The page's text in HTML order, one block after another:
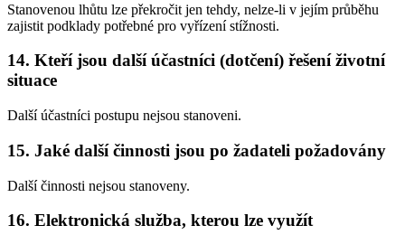
Stanovenou lhůtu lze překročit jen tehdy, nelze-li v jejím průběhu
zajistit podklady potřebné pro vyřízení stížnosti.
14. Kteří jsou další účastníci (dotčení) řešení životní
situace
Další účastníci postupu nejsou stanoveni.
15. Jaké další činnosti jsou po žadateli požadovány
Další činnosti nejsou stanoveny.
16. Elektronická služba, kterou lze využít